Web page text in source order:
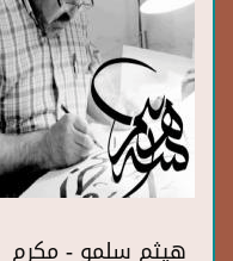
هيثم سلمو - مكرم